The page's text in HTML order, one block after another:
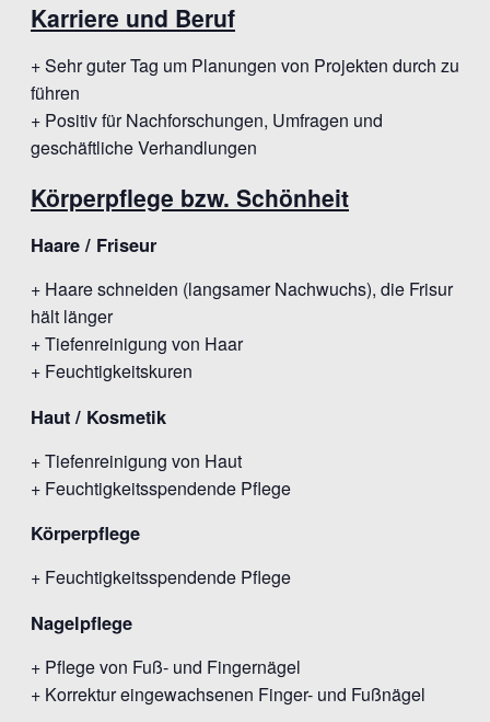
Karriere und Beruf
+ Sehr guter Tag um Planungen von Projekten durch zu
führen
+ Positiv für Nachforschungen, Umfragen und
geschäftliche Verhandlungen
Körperpflege bzw. Schönheit
Haare / Friseur
+ Haare schneiden (langsamer Nachwuchs), die Frisur
hält länger
+ Tiefenreinigung von Haar
+ Feuchtigkeitskuren
Haut / Kosmetik
+ Tiefenreinigung von Haut
+ Feuchtigkeitsspendende Pflege
Körperpflege
+ Feuchtigkeitsspendende Pflege
Nagelpflege
+ Pflege von Fuß- und Fingernägel
+ Korrektur eingewachsenen Finger- und Fußnägel